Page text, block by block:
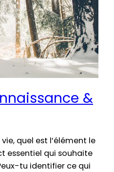
&
quel est l’élément le
essentiel qui souhaite
tu identifier ce qui